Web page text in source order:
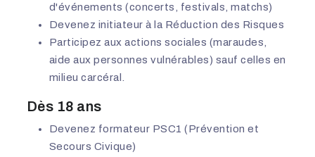
d'événements (concerts, festivals, matchs)
Devenez initiateur à la Réduction des Risques
Participez aux actions sociales (maraudes,
aide aux personnes vulnérables) sauf celles en
milieu carcéral.
Dès 18 ans
Devenez formateur PSC1 (Prévention et
Secours Civique)